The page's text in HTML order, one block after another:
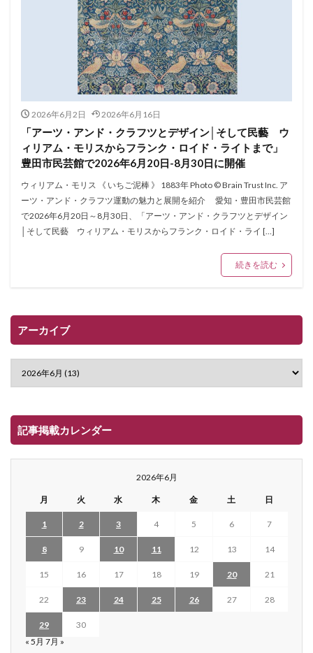
2026年6月2日 2026年6月16日
「アーツ・アンド・クラフツとデザイン│そして民藝 ウ
ィリアム・モリスからフランク・ロイド・ライトまで」
豊田市民芸館で2026年6月20日-8月30日に開催
ウィリアム・モリス 《 いちご泥棒 》 1883年 Photo © Brain Trust Inc. ア
ーツ・アンド・クラフツ運動の魅力と展開を紹介 愛知・豊田市民芸館
で2026年6月20日～8月30日、「アーツ・アンド・クラフツとデザイン
│そして民藝 ウィリアム・モリスからフランク・ロイド・ライ […]
続きを読む
アーカイブ
記事掲載カレンダー
2026年6月
月 火 水 木 金 土 日
1 2 3 4 5 6 7
8 9 10 11 12 13 14
15 16 17 18 19 20 21
22 23 24 25 26 27 28
29
30
« 5月 7月 »